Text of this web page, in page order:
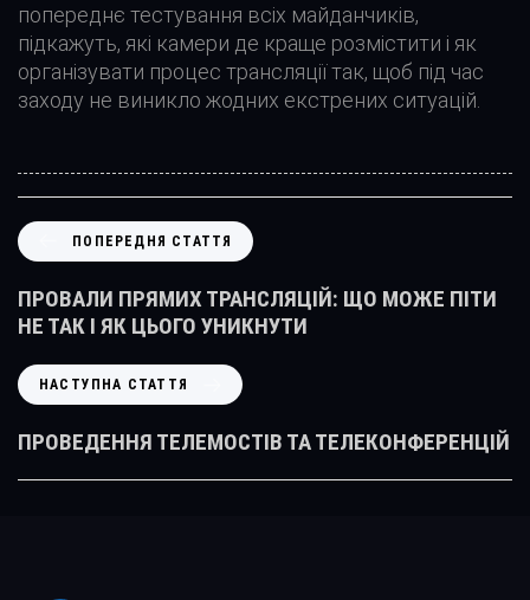
попереднє тестування всіх майданчиків,
підкажуть, які камери де краще розмістити і як
організувати процес трансляції так, щоб під час
заходу не виникло жодних екстрених ситуацій.
П
О
П
Е
Е
Д
Я
С
ПОПЕРЕДНЯ СТАТТЯ
ПРОВАЛИ ПРЯМИХ ТРАНСЛЯЦІЙ: ЩО МОЖЕ ПІТИ
НЕ ТАК І ЯК ЦЬОГО УНИКНУТИ
Н
А
С
У
НАСТУПНА СТАТТЯ
ПРОВЕДЕННЯ ТЕЛЕМОСТІВ ТА ТЕЛЕКОНФЕРЕНЦІЙ